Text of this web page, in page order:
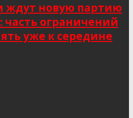
ждут новую партию
часть ограничений
уже к середине